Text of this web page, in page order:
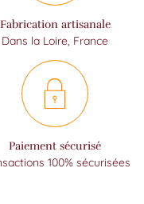
Fabrication artisanale
Dans la Loire, France
Paiement sécurisé
100% sécurisées